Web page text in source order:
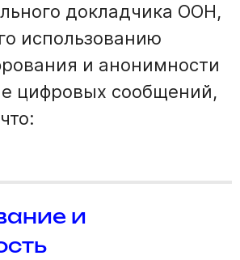
докладчика ООН,
использованию
и анонимности
цифровых сообщений,
и